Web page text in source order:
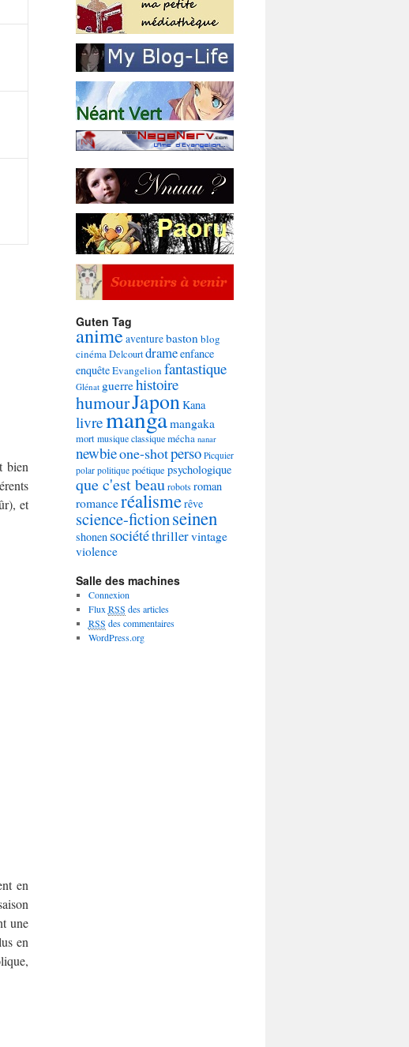
bien
et
en
une
en
Guten Tag
animeaventurebaston blog
cinémaDelcourtdrameenfance
enquêteEvangelion fantastique
Glénat guerrehistoire
humourJapon Kana
livremangamangaka
mortmusique classiquemécha nanar
newbieone-shotperso Picquier
polar politique poétique psychologique
que c'est beaurobotsroman
romanceréalismerêve
science-fictionseinen
shonen sociététhrillervintage
violence
Salle des machines
Connexion
Flux RSS des articles
RSS des commentaires
WordPress.org